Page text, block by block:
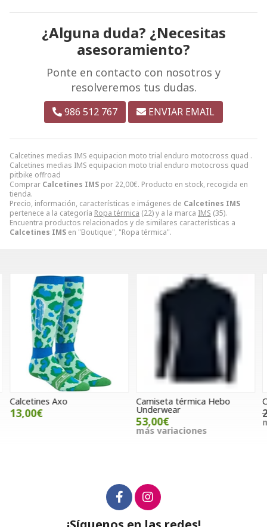
Calcetines medias IMS equipacion moto trial enduro motocross quad .
Calcetines medias IMS equipacion moto trial enduro motocross quad
pitbike offroad
Comprar Calcetines IMS por 22,00€. Producto en stock, recogida en
tienda.
Precio, información, características e imágenes de Calcetines IMS
pertenece a la categoría Ropa térmica (22) y a la marca IMS (35).
Encuentra productos relacionados y de similares características a
Calcetines IMS en "Boutique", "Ropa térmica".
¿Alguna duda? ¿Necesitas
asesoramiento?
Ponte en contacto con nosotros y
resolveremos tus dudas.
986 512 767 ENVIAR EMAIL
Calcetines Axo
13,00€
Camiseta térmica Hebo
Underwear
53,00€
más variaciones